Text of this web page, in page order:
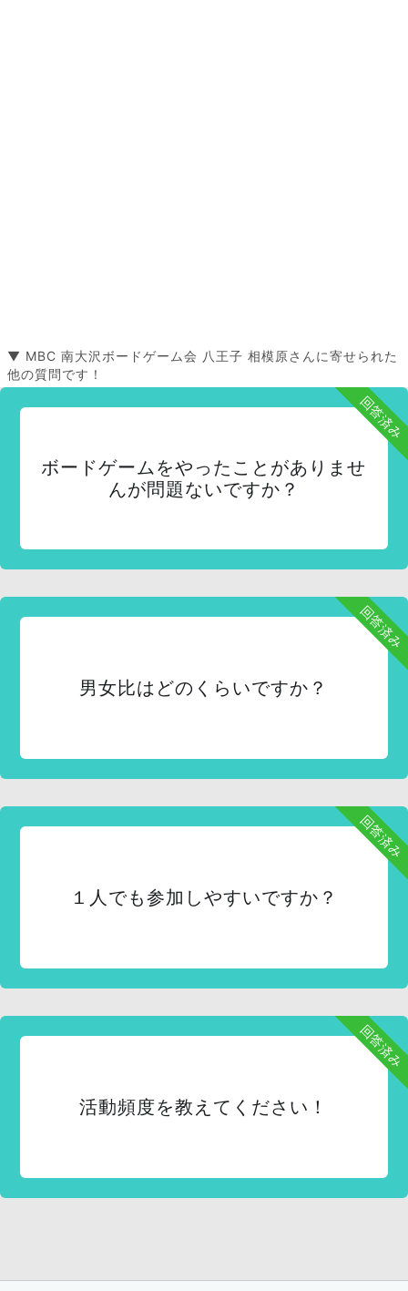
▼ MBC 南大沢ボードゲーム会 八王子 相模原さんに寄せられた
他の質問です！
回答済み
ボードゲームをやったことがありませ
んが問題ないですか？
回答済み
男女比はどのくらいですか？
回答済み
１人でも参加しやすいですか？
回答済み
活動頻度を教えてください！